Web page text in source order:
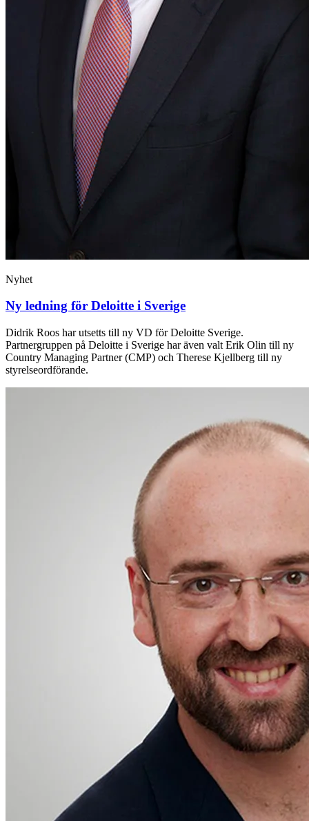
Nyhet
Ny ledning för Deloitte i Sverige
Didrik Roos har utsetts till ny VD för Deloitte Sverige.
Partnergruppen på Deloitte i Sverige har även valt Erik Olin till ny
Country Managing Partner (CMP) och Therese Kjellberg till ny
styrelseordförande.